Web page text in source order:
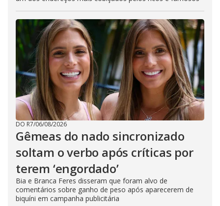
DO R7/06/08/2026
Gêmeas do nado sincronizado
soltam o verbo após críticas por
terem ‘engordado’
Bia e Branca Feres disseram que foram alvo de
comentários sobre ganho de peso após aparecerem de
biquíni em campanha publicitária